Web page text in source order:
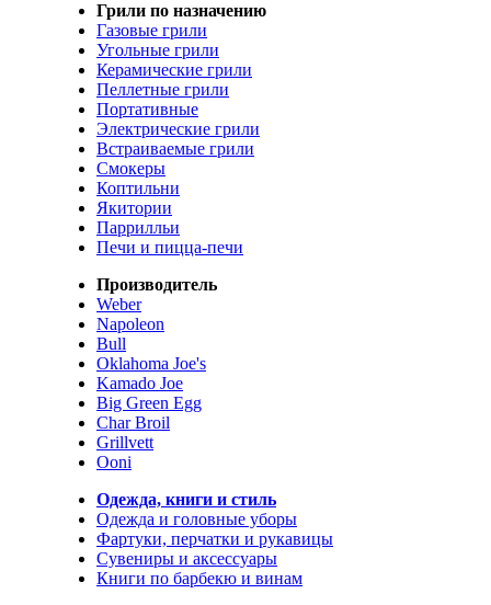
Грили по назначению
Газовые грили
Угольные грили
Керамические грили
Пеллетные грили
Портативные
Электрические грили
Встраиваемые грили
Смокеры
Коптильни
Якитории
Паррилльи
Печи и пицца-печи
Производитель
Weber
Napoleon
Bull
Oklahoma Joe's
Kamado Joe
Big Green Egg
Char Broil
Grillvett
Ooni
Одежда, книги и стиль
Одежда и головные уборы
Фартуки, перчатки и рукавицы
Сувениры и аксессуары
Книги по барбекю и винам